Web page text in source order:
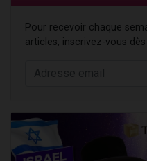
Pour recevoir chaque
articles, inscrivez-vous